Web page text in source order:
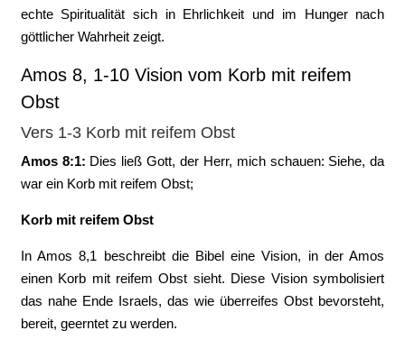
echte Spiritualität sich in Ehrlichkeit und im Hunger nach
göttlicher Wahrheit zeigt.
Amos 8, 1-10 Vision vom Korb mit reifem
Obst
Vers 1-3 Korb mit reifem Obst
Amos 8:1: ‭Dies ließ Gott, der Herr, mich schauen: Siehe, da
war ein Korb mit reifem Obst;
Korb mit reifem Obst
In Amos 8,1 beschreibt die Bibel eine Vision, in der Amos
einen Korb mit reifem Obst sieht. Diese Vision symbolisiert
das nahe Ende Israels, das wie überreifes Obst bevorsteht,
bereit, geerntet zu werden.